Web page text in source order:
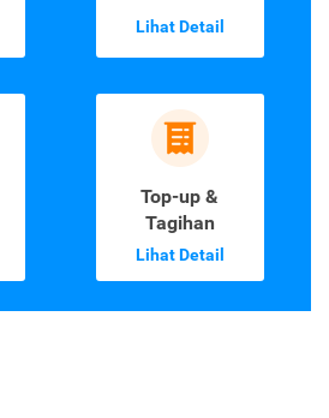
Lihat Detail
Top-up &
Tagihan
Lihat Detail